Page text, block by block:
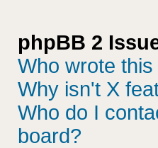
phpBB 2
Who wrote
Why isn't X
Who do I
board?